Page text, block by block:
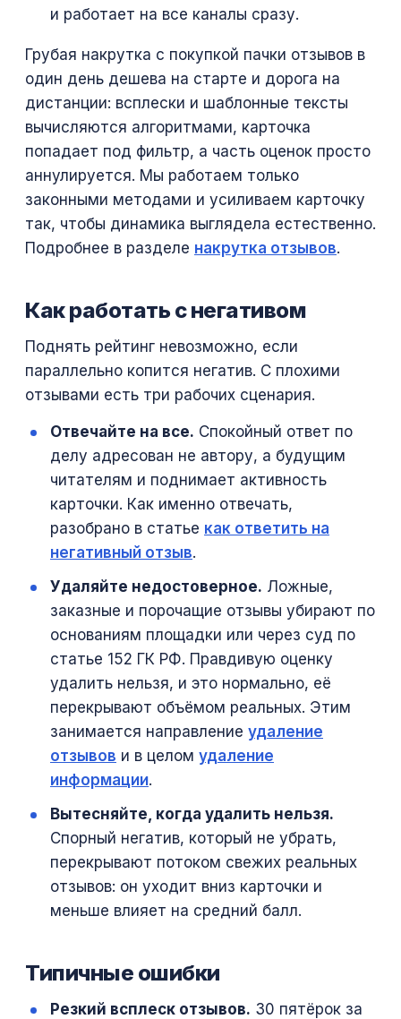
и работает на все каналы сразу.
Грубая накрутка с покупкой пачки отзывов в
один день дешева на старте и дорога на
дистанции: всплески и шаблонные тексты
вычисляются алгоритмами, карточка
попадает под фильтр, а часть оценок просто
аннулируется. Мы работаем только
законными методами и усиливаем карточку
так, чтобы динамика выглядела естественно.
Подробнее в разделе накрутка отзывов.
Как работать с негативом
Поднять рейтинг невозможно, если
параллельно копится негатив. С плохими
отзывами есть три рабочих сценария.
Отвечайте на все. Спокойный ответ по
делу адресован не автору, а будущим
читателям и поднимает активность
карточки. Как именно отвечать,
разобрано в статье как ответить на
негативный отзыв.
Удаляйте недостоверное. Ложные,
заказные и порочащие отзывы убирают по
основаниям площадки или через суд по
статье 152 ГК РФ. Правдивую оценку
удалить нельзя, и это нормально, её
перекрывают объёмом реальных. Этим
занимается направление удаление
отзывов и в целом удаление
информации.
Вытесняйте, когда удалить нельзя.
Спорный негатив, который не убрать,
перекрывают потоком свежих реальных
отзывов: он уходит вниз карточки и
меньше влияет на средний балл.
Типичные ошибки
Резкий всплеск отзывов. 30 пятёрок за